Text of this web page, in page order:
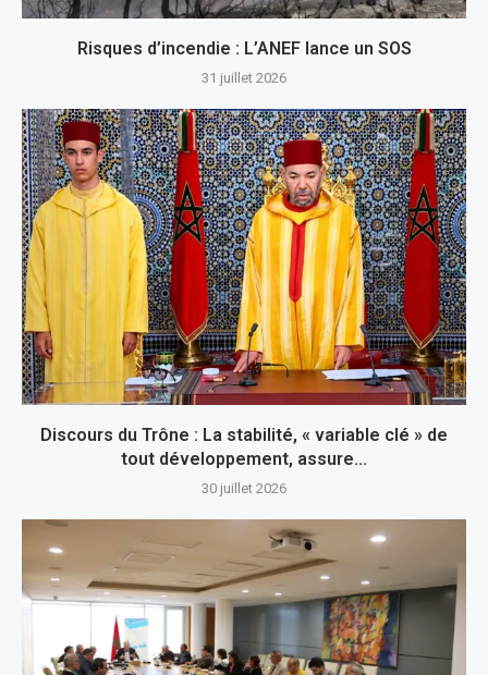
Risques d’incendie : L’ANEF lance un SOS
31 juillet 2026
Discours du Trône : La stabilité, « variable clé » de
tout développement, assure...
30 juillet 2026